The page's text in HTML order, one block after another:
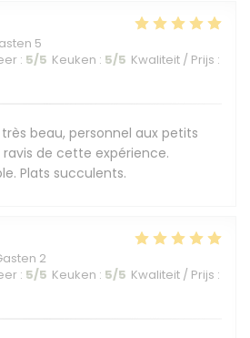
5
: 5/5 Keuken : 5/5 Kwaliteit / Prijs :
beau, personnel aux petits
ravis de cette expérience.
Plats succulents.
2
: 5/5 Keuken : 5/5 Kwaliteit / Prijs :